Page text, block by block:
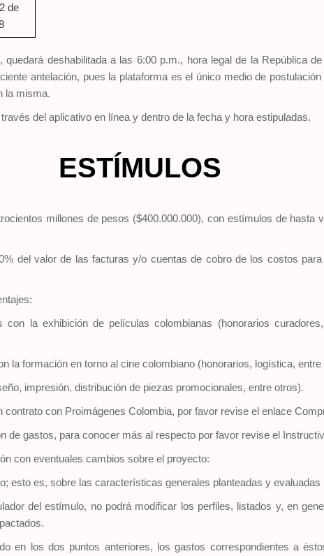
de
deshabilitada a las 6:00 p.m., hora legal de la República
antelación, pues la plataforma es el único medio de
la misma.
del aplicativo en línea y dentro de la fecha y hora estipuladas.
ESTÍMULOS
millones de pesos ($400.000.000), con estímulos de hasta
del valor de las facturas y/o cuentas de cobro de los costos
con la exhibición de películas colombianas (honorarios
la formación en torno al cine colombiano (honorarios, logística, entre
impresión, distribución de piezas promocionales, entre otros).
con Proimágenes Colombia, por favor revise el enlace
de gastos, para conocer más al respecto por favor revise el
con eventuales cambios sobre el proyecto:
esto es, sobre las características generales planteadas y
del estímulo, no podrá modificar los perfiles, listados y, en
en los dos puntos anteriores, los gastos correspondientes a